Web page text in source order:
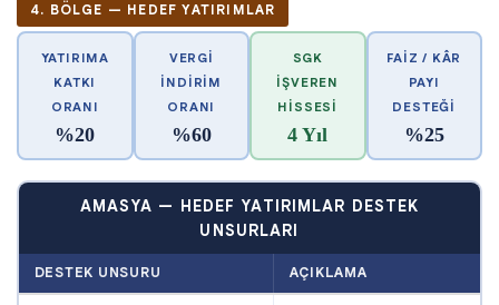
4. BÖLGE — HEDEF YATIRIMLAR
YATIRIMA
KATKI
ORANI
%20
VERGI
İNDIRIM
ORANI
%60
SGK
İŞVEREN
HISSESI
4 Yıl
FAIZ / KÂR
PAYI
DESTEĞI
%25
AMASYA — HEDEF YATIRIMLAR DESTEK
UNSURLARI
DESTEK UNSURU AÇIKLAMA